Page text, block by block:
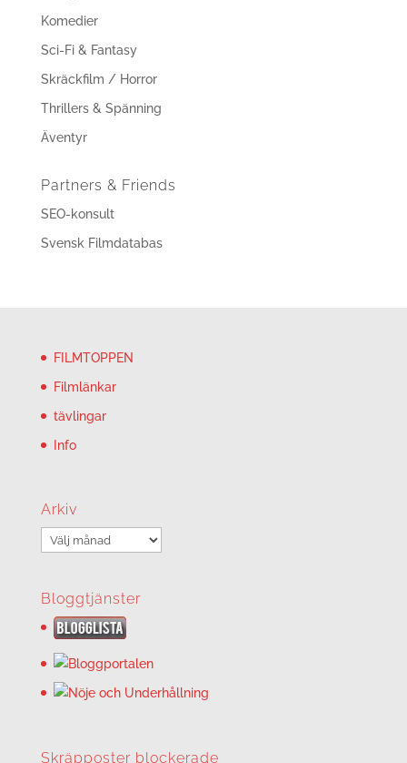
Komedier
Sci-Fi & Fantasy
Skräckfilm / Horror
Thrillers & Spänning
Äventyr
Partners & Friends
SEO-konsult
Svensk Filmdatabas
FILMTOPPEN
Filmlänkar
tävlingar
Info
Arkiv
Arkiv
Bloggtjänster
Skräpposter blockerade